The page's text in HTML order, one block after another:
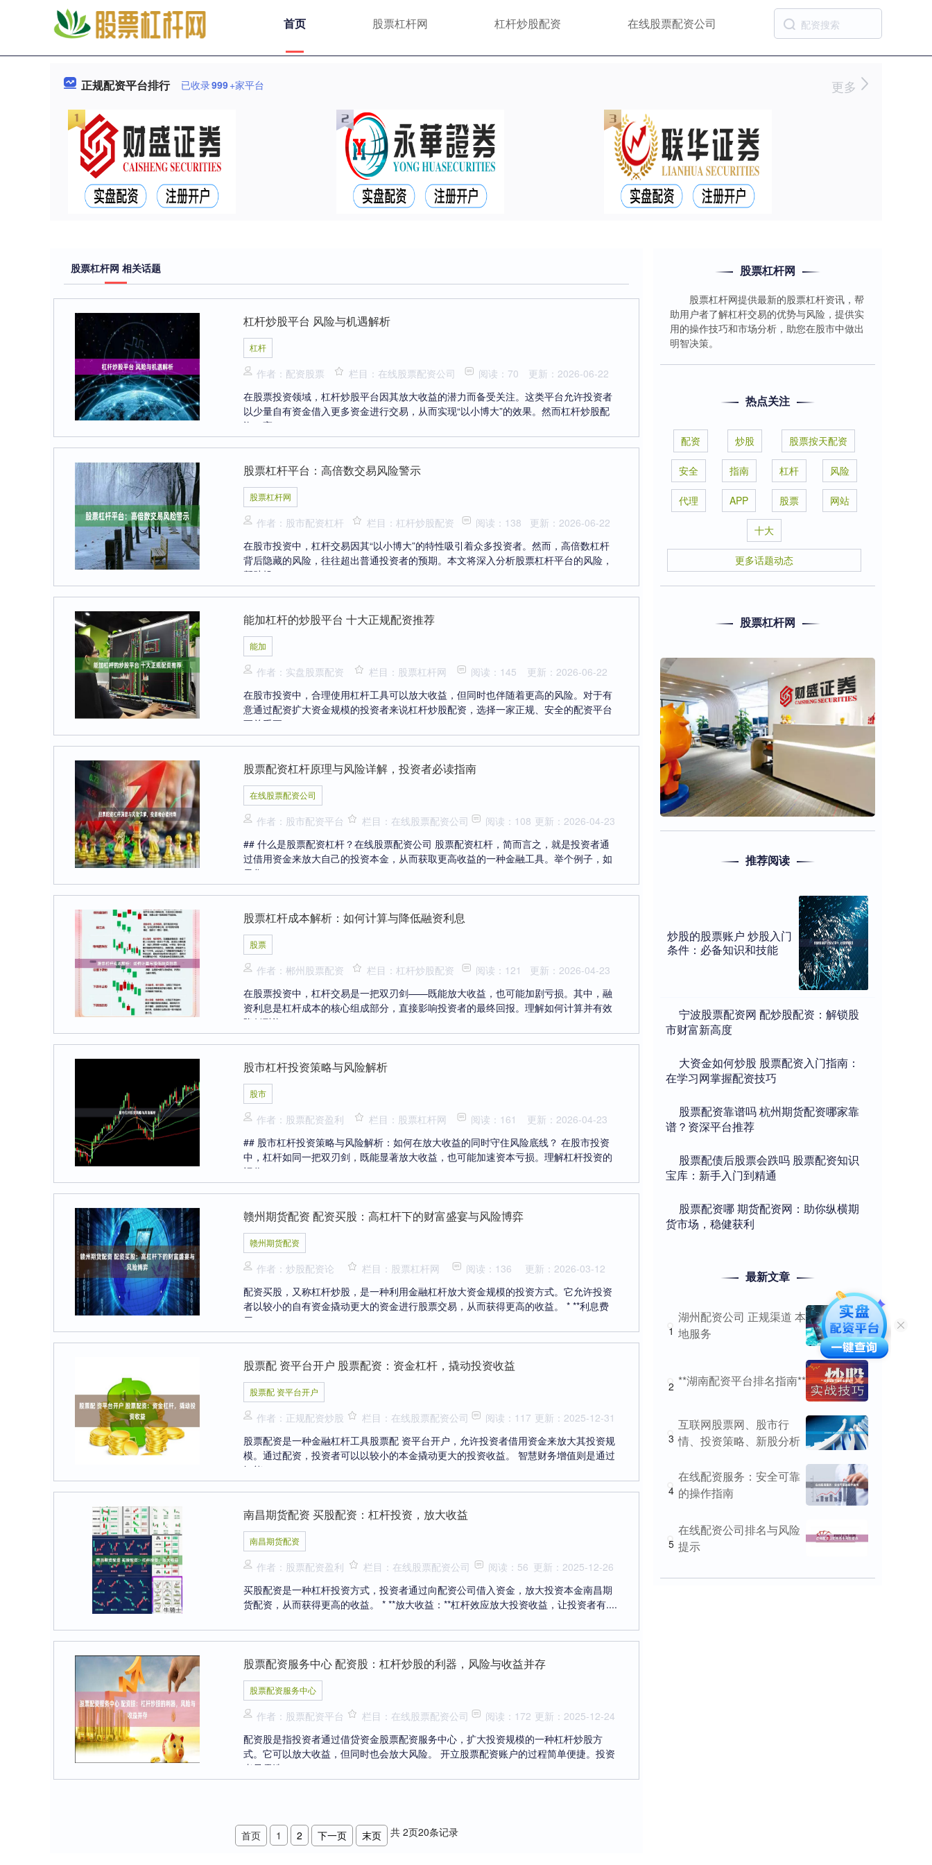
首页 股票杠杆网 杠杆炒股配资 在线股票配资公司
正规配资平台排行 已收录999+家平台 更多
股票杠杆网 相关话题
杠杆炒股平台 风险与机遇解析
杠杆
作者：配资股票 栏目：在线股票配资公司 阅读：70
更新：2026-06-22
在股票投资领域，杠杆炒股平台因其放大收益的潜力而备受关注。这类平台允许投资者
以少量自有资金借入更多资金进行交易，从而实现“以小博大”的效果。然而杠杆炒股配
资，高....
股票杠杆平台：高倍数交易风险警示
股票杠杆网
作者：股市配资杠杆 栏目：杠杆炒股配资 阅读：138
更新：2026-06-22
在股市投资中，杠杆交易因其“以小博大”的特性吸引着众多投资者。然而，高倍数杠杆
背后隐藏的风险，往往超出普通投资者的预期。本文将深入分析股票杠杆平台的风险，
帮助投....
能加杠杆的炒股平台 十大正规配资推荐
能加
作者：实盘股票配资 栏目：股票杠杆网 阅读：145
更新：2026-06-22
在股市投资中，合理使用杠杆工具可以放大收益，但同时也伴随着更高的风险。对于有
意通过配资扩大资金规模的投资者来说杠杆炒股配资，选择一家正规、安全的配资平台
至关重要....
股票配资杠杆原理与风险详解，投资者必读指南
在线股票配资公司
作者：股市配资平台 栏目：在线股票配资公司 阅读：108 更新：2026-04-23
## 什么是股票配资杠杆？在线股票配资公司 股票配资杠杆，简而言之，就是投资者通
过借用资金来放大自己的投资本金，从而获取更高收益的一种金融工具。举个例子，如
果您....
股票杠杆成本解析：如何计算与降低融资利息
股票
作者：郴州股票配资 栏目：杠杆炒股配资 阅读：121
更新：2026-04-23
在股票投资中，杠杆交易是一把双刃剑——既能放大收益，也可能加剧亏损。其中，融
资利息是杠杆成本的核心组成部分，直接影响投资者的最终回报。理解如何计算并有效
降低融资....
股市杠杆投资策略与风险解析
股市
作者：股票配资盈利 栏目：股票杠杆网 阅读：161
更新：2026-04-23
## 股市杠杆投资策略与风险解析：如何在放大收益的同时守住风险底线？ 在股市投资
中，杠杆如同一把双刃剑，既能显著放大收益，也可能加速资本亏损。理解杠杆投资的
运作....
赣州期货配资 配资买股：高杠杆下的财富盛宴与风险博弈
赣州期货配资
作者：炒股配资论 栏目：股票杠杆网 阅读：136
更新：2026-03-12
配资买股，又称杠杆炒股，是一种利用金融杠杆放大资金规模的投资方式。它允许投资
者以较小的自有资金撬动更大的资金进行股票交易，从而获得更高的收益。 * **利息费
用....
股票配 资平台开户 股票配资：资金杠杆，撬动投资收益
股票配 资平台开户
作者：正规配资炒股 栏目：在线股票配资公司 阅读：117 更新：2025-12-31
股票配资是一种金融杠杆工具股票配 资平台开户，允许投资者借用资金来放大其投资规
模。通过配资，投资者可以以较小的本金撬动更大的投资收益。 智慧财务增值则是通过
智能....
南昌期货配资 买股配资：杠杆投资，放大收益
南昌期货配资
作者：股票配资盈利 栏目：在线股票配资公司 阅读：56 更新：2025-12-26
买股配资是一种杠杆投资方式，投资者通过向配资公司借入资金，放大投资本金南昌期
货配资，从而获得更高的收益。 * **放大收益：**杠杆效应放大投资收益，让投资者有....
股票配资服务中心 配资股：杠杆炒股的利器，风险与收益并存
股票配资服务中心
作者：股票配资平台 栏目：在线股票配资公司 阅读：172 更新：2025-12-24
配资股是指投资者通过借贷资金股票配资服务中心，扩大投资规模的一种杠杆炒股方
式。它可以放大收益，但同时也会放大风险。 开立股票配资账户的过程简单便捷。投资
者只需选....
首页 1 2 下一页 末页 共 2页20条记录
股票杠杆网
股票杠杆网提供最新的股票杠杆资讯，帮
助用户者了解杠杆交易的优势与风险，提供实
用的操作技巧和市场分析，助您在股市中做出
明智决策。
热点关注
配资 炒股 股票按天配资
安全 指南 杠杆 风险
代理 APP 股票 网站
十大
更多话题动态
股票杠杆网
推荐阅读
炒股的股票账户 炒股入门
条件：必备知识和技能
​宁波股票配资网 配炒股配资：解锁股
市财富新高度
​大资金如何炒股 股票配资入门指南：
在学习网掌握配资技巧
​股票配资靠谱吗 杭州期货配资哪家靠
谱？资深平台推荐
​股票配债后股票会跌吗 股票配资知识
宝库：新手入门到精通
​股票配资哪 期货配资网：助你纵横期
货市场，稳健获利
最新文章
1
湖州配资公司 正规渠道 本
地服务
2 **湖南配资平台排名指南**
3
互联网股票网、股市行
情、投资策略、新股分析
4
在线配资服务：安全可靠
的操作指南
5
在线配资公司排名与风险
提示